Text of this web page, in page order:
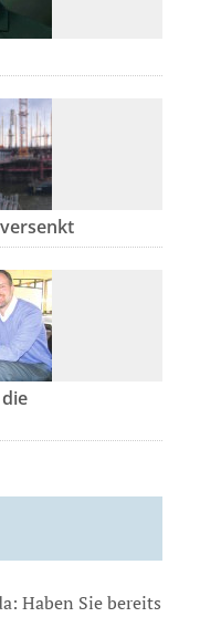
Haben Sie bereits